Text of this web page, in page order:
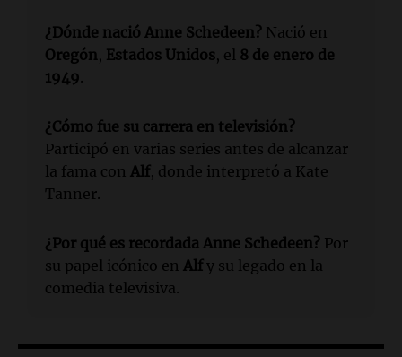
¿Dónde nació Anne Schedeen? Nació en
Oregón, Estados Unidos, el 8 de enero de
1949.
¿Cómo fue su carrera en televisión?
Participó en varias series antes de alcanzar
la fama con Alf, donde interpretó a Kate
Tanner.
¿Por qué es recordada Anne Schedeen? Por
su papel icónico en Alfy su legado en la
comedia televisiva.